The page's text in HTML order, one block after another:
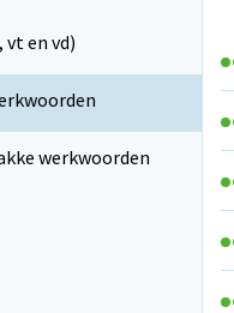
en vd)
werkwoorden